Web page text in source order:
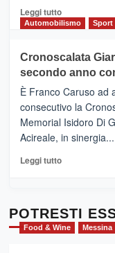
Gusto,
il
tra
sapori
vicoli
medievali
Leggi tuttoLeggi
di
Mondello
(Palermo)
–
“E
adesso
Pasta
–
Sicilia
l’
evento
per
Automobilismo Sport
Cronoscalata
secondo anno
È Franco Caruso ad
consecutivo la
Memorial Isidoro Di
Acireale, in sinergia...
Leggi tuttoLeggi
Cronoscalata
Giarre
Montesalice
POTRESTI
Food & Wine Messina